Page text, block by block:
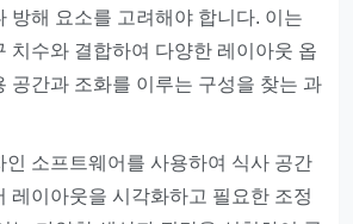
방해 요소를 고려해야 합니다. 이는
치수와 결합하여 다양한 레이아웃 옵
공간과 조화를 이루는 구성을 찾는 과
인 소프트웨어를 사용하여 식사 공간
레이아웃을 시각화하고 필요한 조정